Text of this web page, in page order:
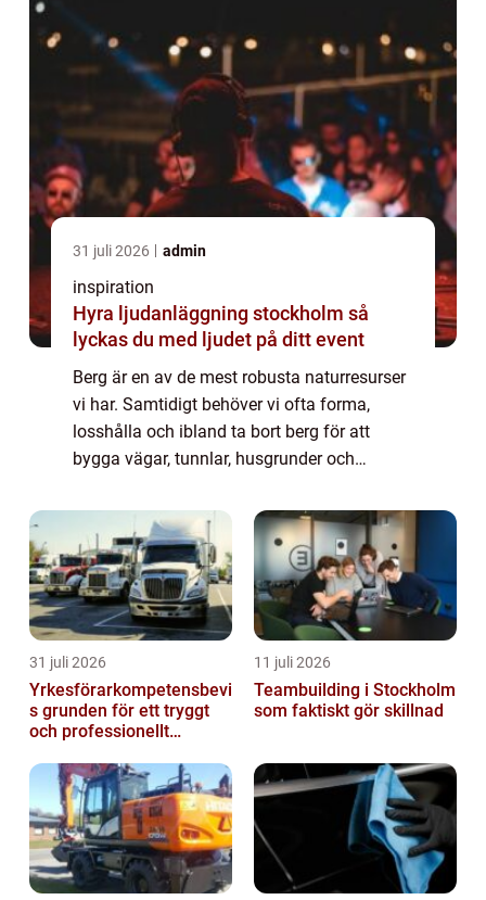
31 juli 2026 admin
inspiration
Hyra ljudanläggning stockholm så
lyckas du med ljudet på ditt event
Berg är en av de mest robusta naturresurser
vi har. Samtidigt behöver vi ofta forma,
losshålla och ibland ta bort berg för att
bygga vägar, tunnlar, husgrunder och
då en av de mest effektiva metoderna men
ocks...
31 juli 2026
Yrkesförarkompetensbevi
s grunden för ett tryggt
och professionellt
11 juli 2026
Teambuilding i Stockholm
som faktiskt gör skillnad